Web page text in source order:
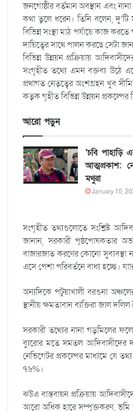
জনগোষ্ঠীর বর্তমান অবস্থান এবং
কথা তুলে ধরেন। তিনি বলেন,
বিভিন্ন সংস্থা মাঠ পর্যায়ে কাজ
দায়িত্বের সাথে পালন করছে সেটা
বিভিন্ন উন্নয়ন প্রক্রিয়ায়
সংগৃহীত তথ্যে এমন বক্তব্য উঠে
প্রথাগত নেতৃত্বের অংশগ্রহন খুব
কতৃৃক গৃহীত বিভিন্ন উন্নয়ন প্রকল্পের
আরো পড়ুন
‘চবি
আত্মপ্রকাশ:
মথুরা
January 10,
সংগৃহীত তথ্যগুলোতে সংশ্লিষ্ট
জানান, সরকারী পৃষ্ঠপোষকতার
বাজারজাত করণের কোনো সুব্যবস্থা
এসে পেশা পরিবর্তনে বাধ্য হচ্ছে।
অন্যদিকে পটুয়াখালী বরগুনা
স্থানীয় ক্ষমতাবান ব্যক্তিরা জাল
সরকারী তথ্যের নানা গড়মিলের
ব্যুরোর মতে সমতল আদিবাসীদের
নেভিগেটর প্রকল্পের মাধ্যমে যে
৭৬%।
ঝউএ বাস্তবায়ন প্রক্রিয়ায়
আরো অধিক হারে সম্পৃক্তকরণ, ভূমি